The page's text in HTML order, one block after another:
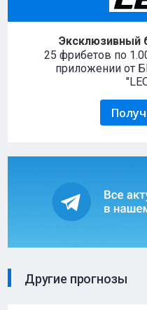
Эксклюзивный
25 фрибетов по
приложении от
Другие прогнозы